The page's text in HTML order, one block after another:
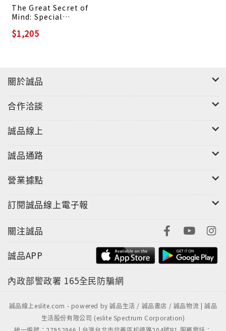
閱讀本書，您不只全盤認識大圓滿，同時由具格上師指
引，如法精進修持，就有機會在此生得大圓滿成就。
的修道。為了闡明大圓滿法的見、修、行，祖古貝瑪．
的插曲，並討論到在這個現代世界中我們所要面對的一
些實際課題。這本書進一步強調，日常生活中的不幸提
供了大圓滿法實修的基本素材，而最終引領我們成佛。
The Great Secret of
Mind: Special
Nonduality of
$1,205
關於誠品
合作洽談
誠品線上
誠品通路
營業據點
訂閱誠品線上電子報
關注誠品
誠品APP
內政部警政署 165全民防騙網
誠品線上eslite.com - powered by 誠品生活 / 誠品書店 / 誠品物流 | 誠品
生活股份有限公司 (eslite Spectrum Corporation)